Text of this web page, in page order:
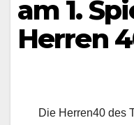
am 1.
Herren
Die Herren40 des